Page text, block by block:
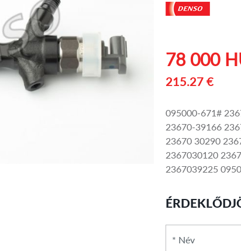
78 000
215.27 €
095000-671#
23670-39166
23670 30290
2367030120
2367039225
Név